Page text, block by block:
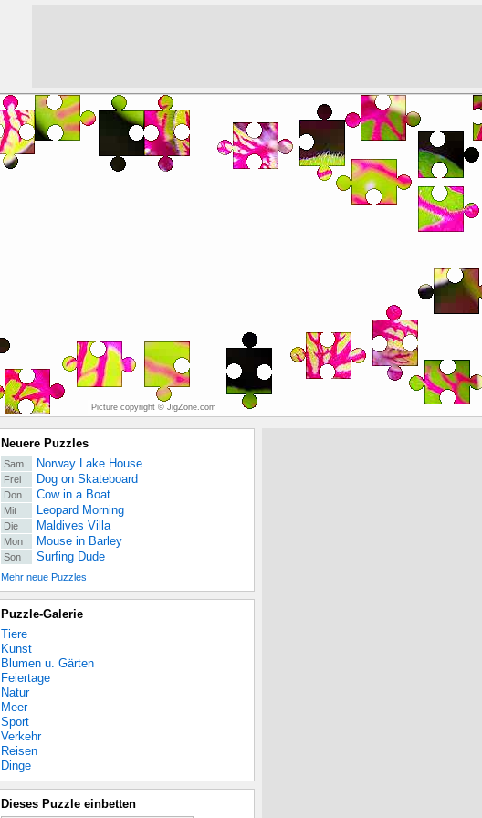
Picture copyright © JigZone.com
Neuere Puzzles
Sam Norway Lake House
Frei Dog on Skateboard
Don Cow in a Boat
Mit Leopard Morning
Die Maldives Villa
Mon Mouse in Barley
Son Surfing Dude
Mehr neue Puzzles
Puzzle-Galerie
Tiere
Kunst
Blumen u. Gärten
Feiertage
Natur
Meer
Sport
Verkehr
Reisen
Dinge
Dieses Puzzle einbetten